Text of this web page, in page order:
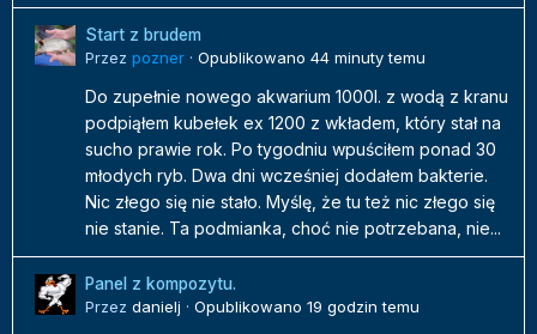
Start z brudem
Przez pozner · Opublikowano 44 minuty temu
Do zupełnie nowego akwarium 1000l. z wodą z kranu
podpiąłem kubełek ex 1200 z wkładem, który stał na
sucho prawie rok. Po tygodniu wpuściłem ponad 30
młodych ryb. Dwa dni wcześniej dodałem bakterie.
Nic złego się nie stało. Myślę, że tu też nic złego się
nie stanie. Ta podmianka, choć nie potrzebana, nie...
Panel z kompozytu.
Przez danielj · Opublikowano 19 godzin temu